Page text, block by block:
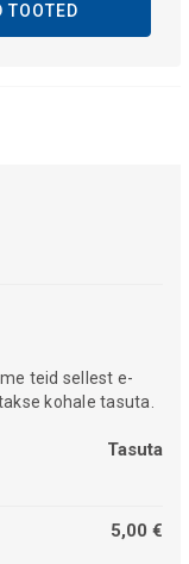
TOOTED
teid sellest e-
kohale tasuta.
Tasuta
5,00 €